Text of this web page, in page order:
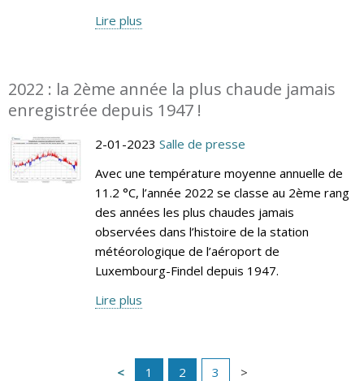
Lire plus
2022 : la 2ème année la plus chaude jamais
enregistrée depuis 1947 !
2-01-2023 Salle de presse
Avec une température moyenne annuelle de
11.2 °C, l’année 2022 se classe au 2ème rang
des années les plus chaudes jamais
observées dans l’histoire de la station
météorologique de l’aéroport de
Luxembourg-Findel depuis 1947.
Lire plus
1 2 3